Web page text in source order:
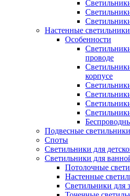
Настенные светильники
Особенности
проводе
корпусе
Подвесные светильники
Споты
Светильники для
Светильники для
Потолочные
Настенные
Светильники для